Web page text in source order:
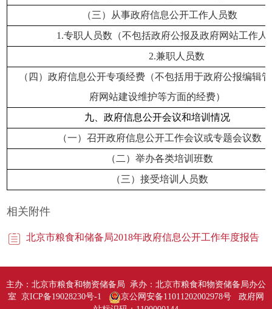
（三）从事政府信息公开工作人员数
1.专职人员数（不包括政府公报及政府网站工作人
2.兼职人员数
（四）政府信息公开专项经费（不包括用于政府公报编辑
府网站建设维护等方面的经费）
九、政府信息公开会议和培训情况
（一）召开政府信息公开工作会议或专题会议数
（二）举办各类培训班数
（三）接受培训人员数
相关附件
北京市粮食和储备局2018年政府信息公开工作年度报告
主办：北京市粮食和物资储备局 承办：北京市粮食和物资储备局办公
室 京ICP备19028230号-1
京公网安备11011202002978号政府网